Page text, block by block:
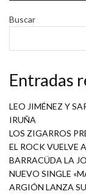
Buscar
Entradas
LEO JIMÉNEZ Y
IRUÑA
LOS ZIGARROS
EL ROCK VUELVE
BARRACÜDA LA
NUEVO SINGLE
ARGIÓN LANZA